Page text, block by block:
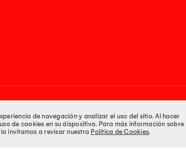
Medios de pago
de navegación y analizar el uso del sitio. Al hacer
de cookies en su dispositivo. Para más información sobre
invitamos a revisar nuestra Política de Cookies.